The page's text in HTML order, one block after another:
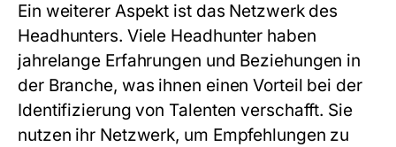
Ein weiterer Aspekt ist das Netzwerk des
Headhunters. Viele Headhunter haben
jahrelange Erfahrungen und Beziehungen in
der Branche, was ihnen einen Vorteil bei der
Identifizierung von Talenten verschafft. Sie
nutzen ihr Netzwerk, um Empfehlungen zu